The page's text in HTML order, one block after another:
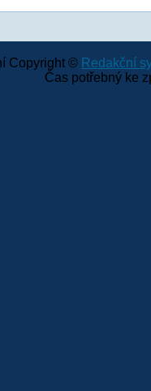
Copyright © Redakční
Čas potřebný ke